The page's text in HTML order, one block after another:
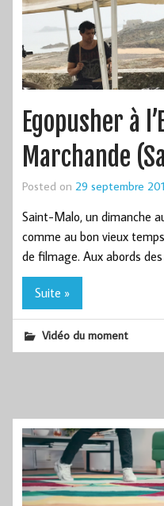
Egopusher à
Marchande
Posted on 29 septembre
Saint-Malo, un dimanche
comme au bon vieux
de filmage. Aux abords
Suite »
Vidéo du moment